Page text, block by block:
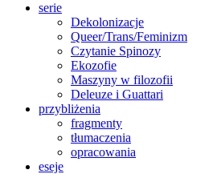
serie
Dekolonizacje
Queer/Trans/Feminizm
Czytanie Spinozy
Ekozofie
Maszyny w filozofii
Deleuze i Guattari
przybliżenia
fragmenty
tłumaczenia
opracowania
eseje